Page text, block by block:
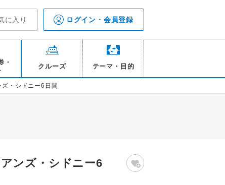
に入り ログイン・会員登録
・
クルーズ テーマ・目的
・シドニー6日間
ンズ・シドニー6